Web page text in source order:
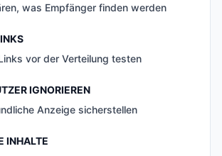
was Empfänger finden werden
vor der Verteilung testen
IGNORIEREN
Anzeige sicherstellen
INHALTE